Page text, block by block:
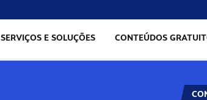
SERVIÇOS E SOLUÇÕES CONTEÚDOS